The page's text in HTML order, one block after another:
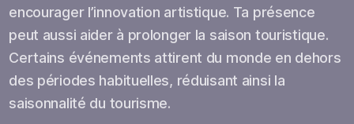
encourager l’innovation artistique. Ta présence
peut aussi aider à prolonger la saison touristique.
Certains événements attirent du monde en dehors
des périodes habituelles, réduisant ainsi la
saisonnalité du tourisme.